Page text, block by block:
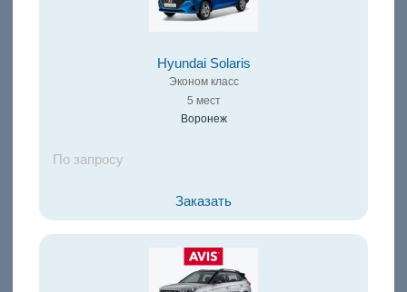
Hyundai Solaris
Эконом класс
5 мест
Воронеж
По запросу
Заказать